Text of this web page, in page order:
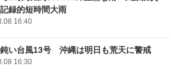
録的短時間大雨
16:40
い台風13号 沖縄は明日も荒天に警戒
16:30